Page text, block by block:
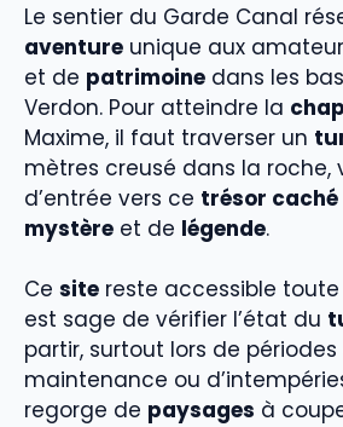
Le sentier du Garde Canal
aventure unique aux
et de patrimoine dans les
Verdon. Pour atteindre la
Maxime, il faut traverser un
mètres creusé dans la roche,
d’entrée vers ce trésor caché
mystère et de légende.
Ce site reste accessible toute
est sage de vérifier l’état du
partir, surtout lors de périodes
maintenance ou
regorge de paysages à